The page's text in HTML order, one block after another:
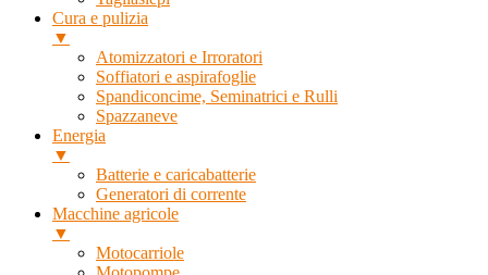
Cura e pulizia
▼
Atomizzatori e Irroratori
Soffiatori e aspirafoglie
Spandiconcime, Seminatrici e Rulli
Spazzaneve
Energia
▼
Batterie e caricabatterie
Generatori di corrente
Macchine agricole
▼
Motocarriole